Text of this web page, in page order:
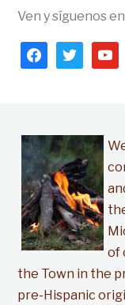
Ven y síguenos
facebooktwitter
of
the Town in the
pre-Hispanic